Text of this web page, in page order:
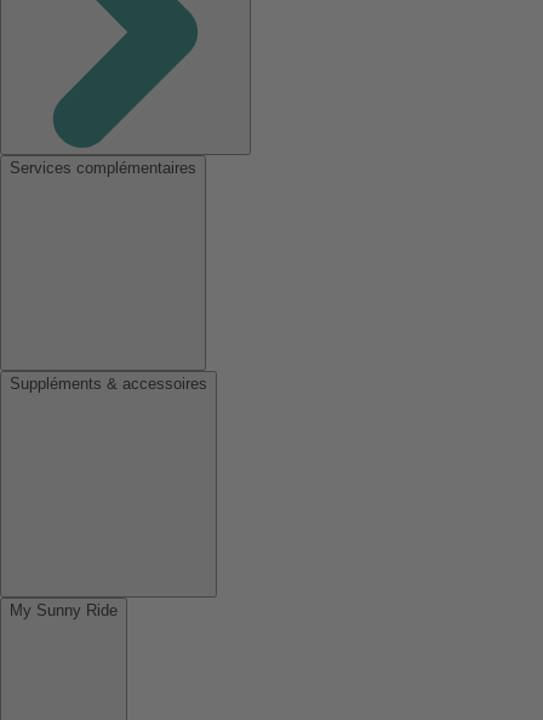
Services complémentaires
Suppléments & accessoires
My Sunny Ride